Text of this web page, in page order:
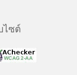
ไซต์